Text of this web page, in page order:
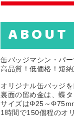
ABOUT
缶バッジマシン・パ
高品質！低価格！短
オリジナル缶バッジ
裏面の留め金は、蝶
サイズはΦ25～
1時間で150個程のオ